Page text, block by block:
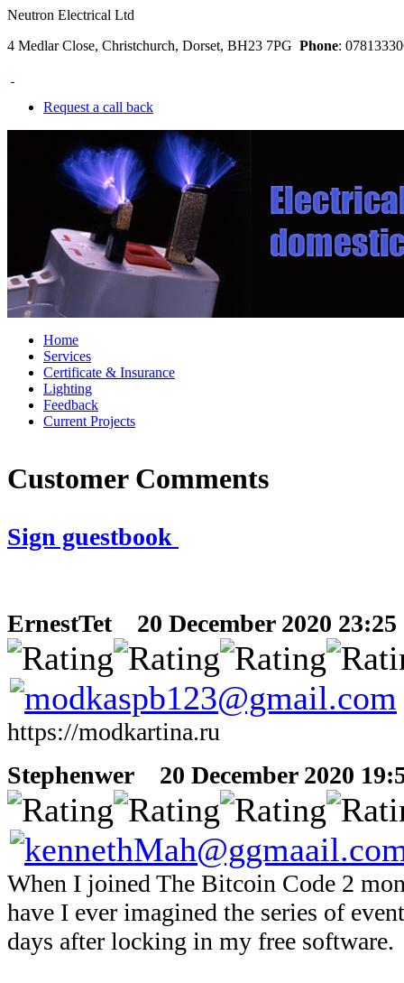
Neutron Electrical Ltd
4 Medlar Close, Christchurch, Dorset, BH23 7PG Phone:
Request a call back
Home
Services
Certificate & Insurance
Lighting
Feedback
Current Projects
Customer Comments
Sign guestbook
ErnestTet 20 December 2020 23:25
https://modkartina.ru
Stephenwer
20 December 2020
When I joined The Bitcoin Code 2
have I ever imagined the series of
days after locking in my free software.